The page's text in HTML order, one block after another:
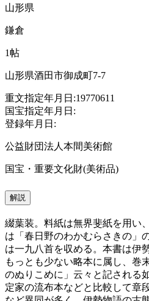
山形県
鎌倉
1帖
山形県酒田市御成町7-7
重文指定年月日:19770611
国宝指定年月日:
登録年月日:
公益財団法人本間美術館
国宝・重要文化財(美術品)
解説
綴葉装。料紙は無界斐紙を用い
は「春日野のわかむらさきの」
は一九八首を収める。本書は伊
もっとも少ない略本に属し、巻
のぬりこめに」云々と記される
定家の流布本などと比較して章